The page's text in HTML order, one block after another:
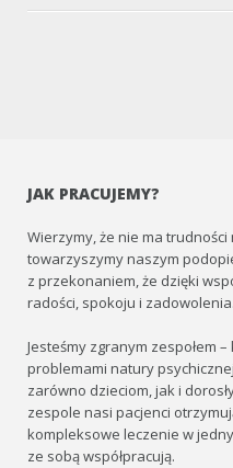
JAK PRACUJEMY?
Wierzymy, że nie ma
towarzyszymy naszym
z przekonaniem, że dzięki
radości, spokoju i zadowolenia.
Jesteśmy zgranym zespołem
problemami natury
zarówno dzieciom, jak i
zespole nasi pacjenci
kompleksowe leczenie w
ze sobą współpracują.